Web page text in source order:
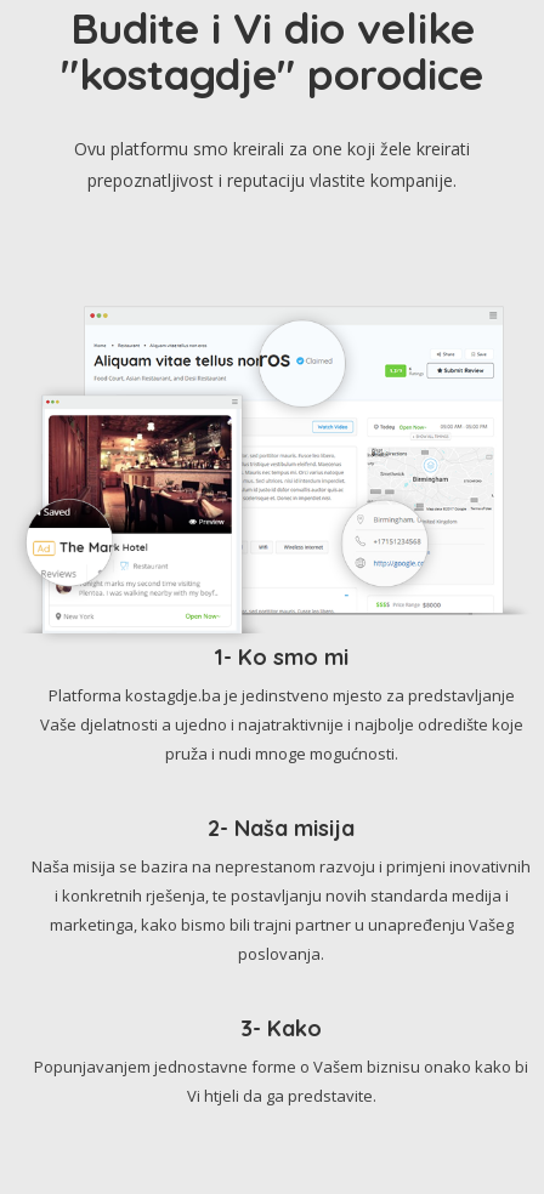
Budite i Vi dio velike
"kostagdje" porodice
Ovu platformu smo kreirali za one koji žele kreirati
prepoznatljivost i reputaciju vlastite kompanije.
1- Ko smo mi
Platforma kostagdje.ba je jedinstveno mjesto za predstavljanje
Vaše djelatnosti a ujedno i najatraktivnije i najbolje odredište koje
pruža i nudi mnoge mogućnosti.
2- Naša misija
Naša misija se bazira na neprestanom razvoju i primjeni inovativnih
i konkretnih rješenja, te postavljanju novih standarda medija i
marketinga, kako bismo bili trajni partner u unapređenju Vašeg
poslovanja.
3- Kako
Popunjavanjem jednostavne forme o Vašem biznisu onako kako bi
Vi htjeli da ga predstavite.